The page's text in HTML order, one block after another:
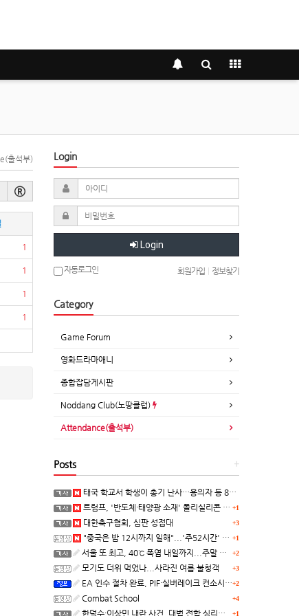
출석부)
1
1
1
1
Login
Login
자동로그인 회원가입 정보찾기
Category
Game Forum
영화드라마애니
종합잡담게시판
Noddang Club(노땅클럽)
Attendance(출석부)
+
Posts
태국 학교서 학생이 총기 난사…용의자 등 8명 숨져
+1
트럼프, '반도체·태양광 소재' 폴리실리콘 파생 제품에 15% 관세...한국 기업도 영향
+3
대한축구협회, 심판 성접대
+1
"중국은 밤 12시까지 일해"...'주52시간' 손볼까
+2
서울 또 최고, 40℃ 폭염 내일까지...주말 동쪽 비바람
+3
모기도 더위 먹었나...사라진 여름 불청객
+2
EA 인수 절차 완료, PIF·실버레이크 컨소시엄 산하 편입
+4
Combat School
+1
한덕수·이상민 내란 사건, 대법 전합 심리…"역사적 사법평가"(종합)